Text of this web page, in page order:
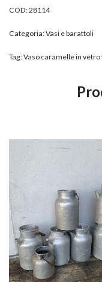
COD:28114
Categoria:Vasi e barattoli
Tag:Vaso caramelle in